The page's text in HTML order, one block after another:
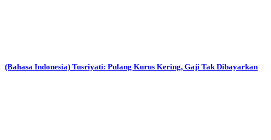
(Bahasa Indonesia) Tusriyati: Pulang Kurus Kering, Gaji Tak Dibayarkan